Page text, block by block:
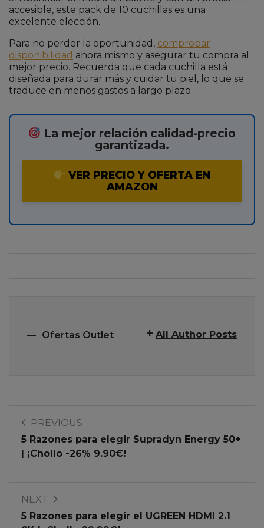
accesible, este pack de 10 cuchillas es una
excelente elección.
Para no perder la oportunidad, comprobar
disponibilidad ahora mismo y asegurar tu compra al
mejor precio. Recuerda que cada cuchilla está
diseñada para durar más y cuidar tu piel, lo que se
traduce en menos gastos a largo plazo.
La mejor relación calidad-precio
garantizada.
VER PRECIO Y OFERTA EN
AMAZON
Ofertas Outlet All Author Posts
PREVIOUS
5 Razones para elegir Supradyn Energy 50+
| ¡Chollo -26% 9.90€!
NEXT
5 Razones para elegir el UGREEN HDMI 2.1